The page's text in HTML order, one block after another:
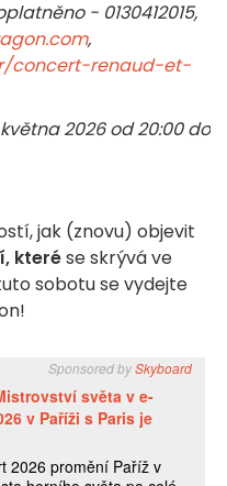
- 0130412015,
,
concert-renaud-et-
2026 od 20:00 do
jak (znovu) objevit
kterése skrývá ve
sobotu se vydejte